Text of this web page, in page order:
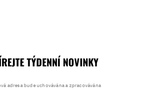
TÝDENNÍ NOVINKY
adresa bude uchovávána a zpracovávána